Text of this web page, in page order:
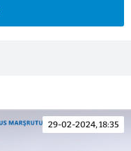
29-02-2024, 18:35